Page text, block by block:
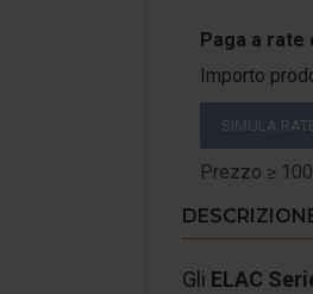
Paga a rate
Importo
SIMULA
Prezzo ≥
Gli ELAC